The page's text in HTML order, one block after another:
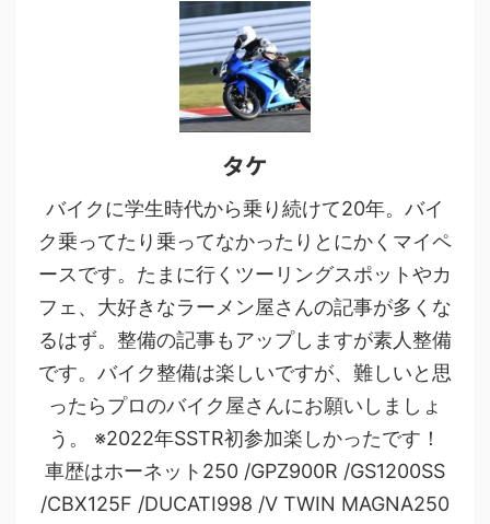
タケ
バイクに学生時代から乗り続けて20年。バイ
ク乗ってたり乗ってなかったりとにかくマイペ
ースです。たまに行くツーリングスポットやカ
フェ、大好きなラーメン屋さんの記事が多くな
るはず。整備の記事もアップしますが素人整備
です。バイク整備は楽しいですが、難しいと思
ったらプロのバイク屋さんにお願いしましょ
う。 ※2022年SSTR初参加楽しかったです！
車歴はホーネット250 /GPZ900R /GS1200SS
/CBX125F /DUCATI998 /V TWIN MAGNA250